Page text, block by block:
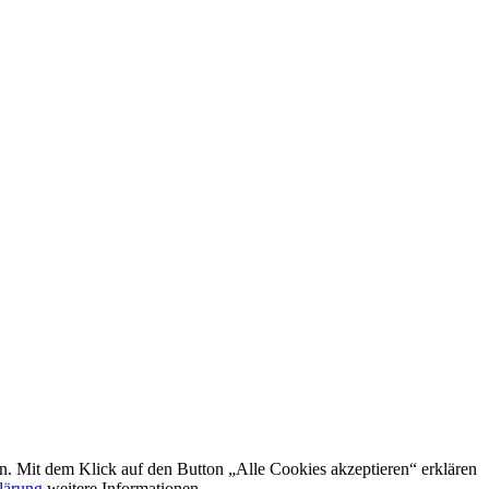
Mit dem Klick auf den Button „Alle Cookies akzeptieren“ erklären